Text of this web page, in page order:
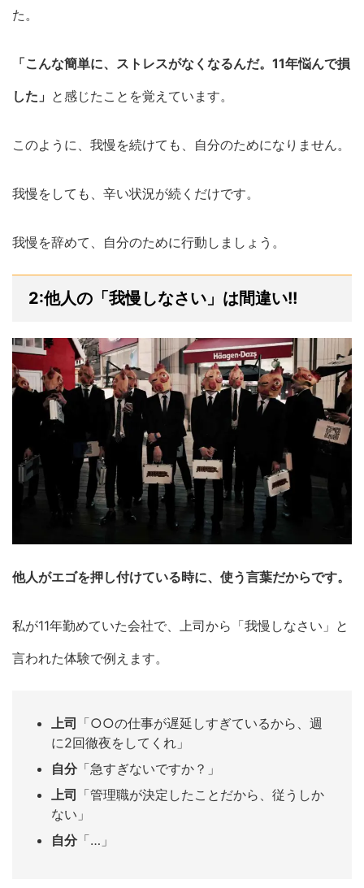
た。
「こんな簡単に、ストレスがなくなるんだ。11年悩んで損
した」 と感じたことを覚えています。
このように、我慢を続けても、自分のためになりません。
我慢をしても、辛い状況が続くだけです。
我慢を辞めて、自分のために行動しましょう。
2:他人の「我慢しなさい」は間違い!!
他人がエゴを押し付けている時に、使う言葉だからです。
私が11年勤めていた会社で、上司から「我慢しなさい」と
言われた体験で例えます。
上司
「○○の仕事が遅延しすぎているから、週
に2回徹夜をしてくれ」
自分「急すぎないですか？」
上司
「管理職が決定したことだから、従うしか
ない」
自分「…」